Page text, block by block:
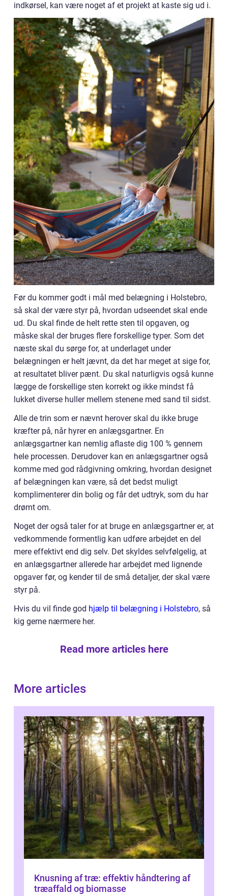
indkørsel, kan være noget af et projekt at kaste sig ud i.
Før du kommer godt i mål med belægning i Holstebro,
så skal der være styr på, hvordan udseendet skal ende
ud. Du skal finde de helt rette sten til opgaven, og
måske skal der bruges flere forskellige typer. Som det
næste skal du sørge for, at underlaget under
belægningen er helt jævnt, da det har meget at sige for,
at resultatet bliver pænt. Du skal naturligvis også kunne
lægge de forskellige sten korrekt og ikke mindst få
lukket diverse huller mellem stenene med sand til sidst.
Alle de trin som er nævnt herover skal du ikke bruge
kræfter på, når hyrer en anlægsgartner. En
anlægsgartner kan nemlig aflaste dig 100 % gennem
hele processen. Derudover kan en anlægsgartner også
komme med god rådgivning omkring, hvordan designet
af belægningen kan være, så det bedst muligt
komplimenterer din bolig og får det udtryk, som du har
drømt om.
Noget der også taler for at bruge en anlægsgartner er, at
vedkommende formentlig kan udføre arbejdet en del
mere effektivt end dig selv. Det skyldes selvfølgelig, at
en anlægsgartner allerede har arbejdet med lignende
opgaver før, og kender til de små detaljer, der skal være
styr på.
Hvis du vil finde god hjælp til belægning i Holstebro, så
kig gerne nærmere her.
Read more articles here
More articles
Knusning af træ: effektiv håndtering af
træaffald og biomasse